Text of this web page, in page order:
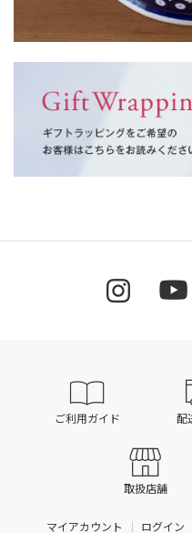
ご利用ガイド 配
取扱店舗
マイアカウント ログイン